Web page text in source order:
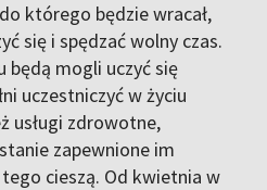
którego będzie wracał,
się i spędzać wolny czas.
będą mogli uczyć się
uczestniczyć w życiu
usługi zdrowotne,
zapewnione im
cieszą. Od kwietnia w